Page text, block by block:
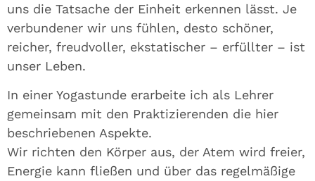
uns die Tatsache der Einheit erkennen lässt. Je
verbundener wir uns fühlen, desto schöner,
reicher, freudvoller, ekstatischer – erfüllter – ist
unser Leben.
In einer Yogastunde erarbeite ich als Lehrer
gemeinsam mit den Praktizierenden die hier
beschriebenen Aspekte.
Wir richten den Körper aus, der Atem wird freier,
Energie kann fließen und über das regelmäßige